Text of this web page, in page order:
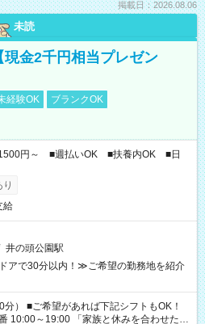
掲載日：2026.08.06
未読
金2千円相当プレゼン
経験OK
ブランクOK
1500円～ ■週払いOK ■扶養内OK ■日
給
井の頭公園駅
アで30分以内！≫ご希望の勤務地を紹介
トもOK！
「家族と休みを合わせた